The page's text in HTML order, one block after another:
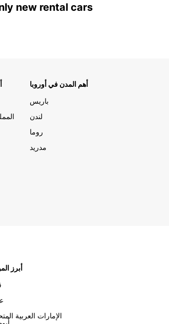
new rental cars
أهم المدن في أوروبا
باريس
لندن
روما
مدريد
أبرز
الإمارات العربية